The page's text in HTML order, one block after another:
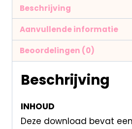
Beschrijving
Aanvullende informatie
Beoordelingen (0)
Beschrijving
INHOUD
Deze download bevat